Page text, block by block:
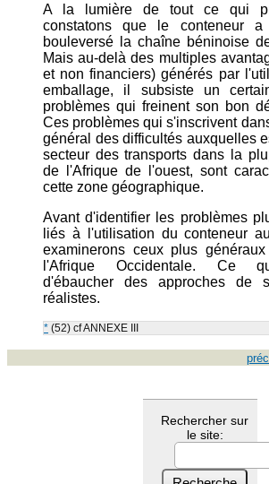
A la lumière de tout ce qui
constatons que le conteneur a
bouleversé la chaîne béninoise
Mais au-delà des multiples
et non financiers) générés par
emballage, il subsiste un
problèmes qui freinent son bon
Ces problèmes qui s'inscrivent
général des difficultés auxquelles
secteur des transports dans la
de l'Afrique de l'ouest, sont
cette zone géographique.
Avant d'identifier les problèmes
liés à l'utilisation du conteneur
examinerons ceux plus
l'Afrique Occidentale. Ce
d'ébaucher des approches de
réalistes.
* (52) cf ANNEXE III
Rechercher sur
le site: